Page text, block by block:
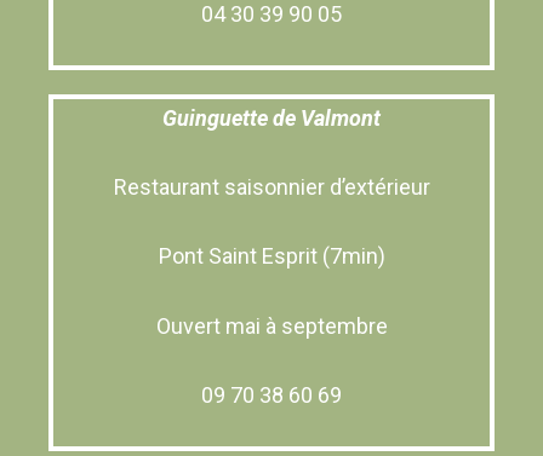
04 30 39 90 05
Guinguette de Valmont
Restaurant saisonnier d’extérieur
Pont Saint Esprit (7min)
Ouvert mai à septembre
09 70 38 60 69